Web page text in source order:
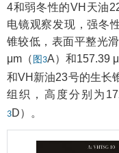
4和弱冬性的VH天油
电镜观察发现，强冬
锥较低，表面平整光
μm（ 图3A）和157.39
和VH新油23号的生长
组织，高度分别为
3D）。